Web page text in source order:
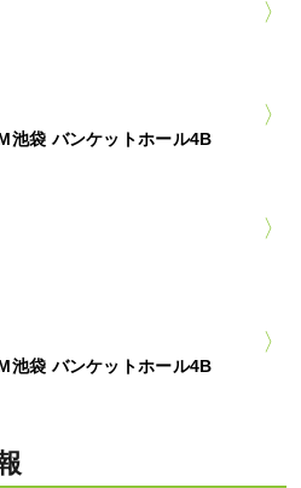
池袋 バンケットホール4B
池袋 バンケットホール4B